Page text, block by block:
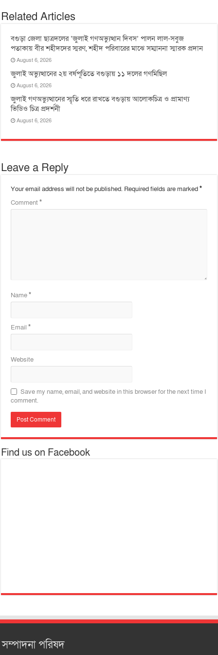
Related Articles
বগুড়া জেলা ছাত্রদলের ‘জুলাই গণঅভ্যুত্থান দিবস’ পালন লাল-সবুজ
পতাকায় বীর শহীদদের স্মরণ, শহীদ পরিবারের মাঝে সম্মাননা স্মারক প্রদান
August 6, 2026
জুলাই অভ্যুত্থানের ২য় বর্ষপূতিতে বগুড়ায় ১১ দলের গণমিছিল
August 6, 2026
জুলাই গণঅভ্যুত্থানের স্মৃতি ধরে রাখতে বগুড়ায় আলোকচিত্র ও প্রামাণ্য
ভিডিও চিত্র প্রদর্শনী
August 6, 2026
Leave a Reply
Your email address will not be published. Required fields are marked*
Comment*
Name*
Email*
Website
Save my name, email, and website in this browser for the next time I
comment.
Find us on Facebook
সম্পাদনা পরিষদ